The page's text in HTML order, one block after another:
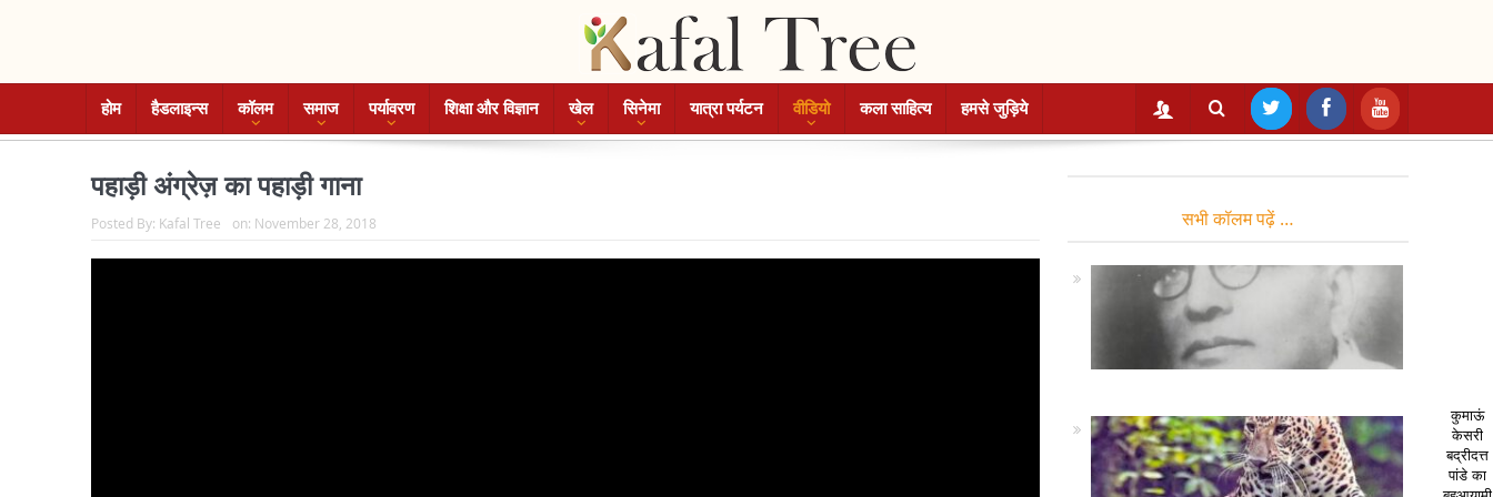
होम हैडलाइन्स कॉलम समाज पर्यावरण शिक्षा और विज्ञान खेल सिनेमा यात्रा पर्यटन वीडियो कला साहित्य हमसे जुड़िये
पहाड़ी अंग्रेज़ का पहाड़ी गाना
Posted By: Kafal Tree on: November 28, 2018 सभी कॉलम पढ़ें …
कुमाऊं
केसरी
बद्रीदत्त
पांडे का